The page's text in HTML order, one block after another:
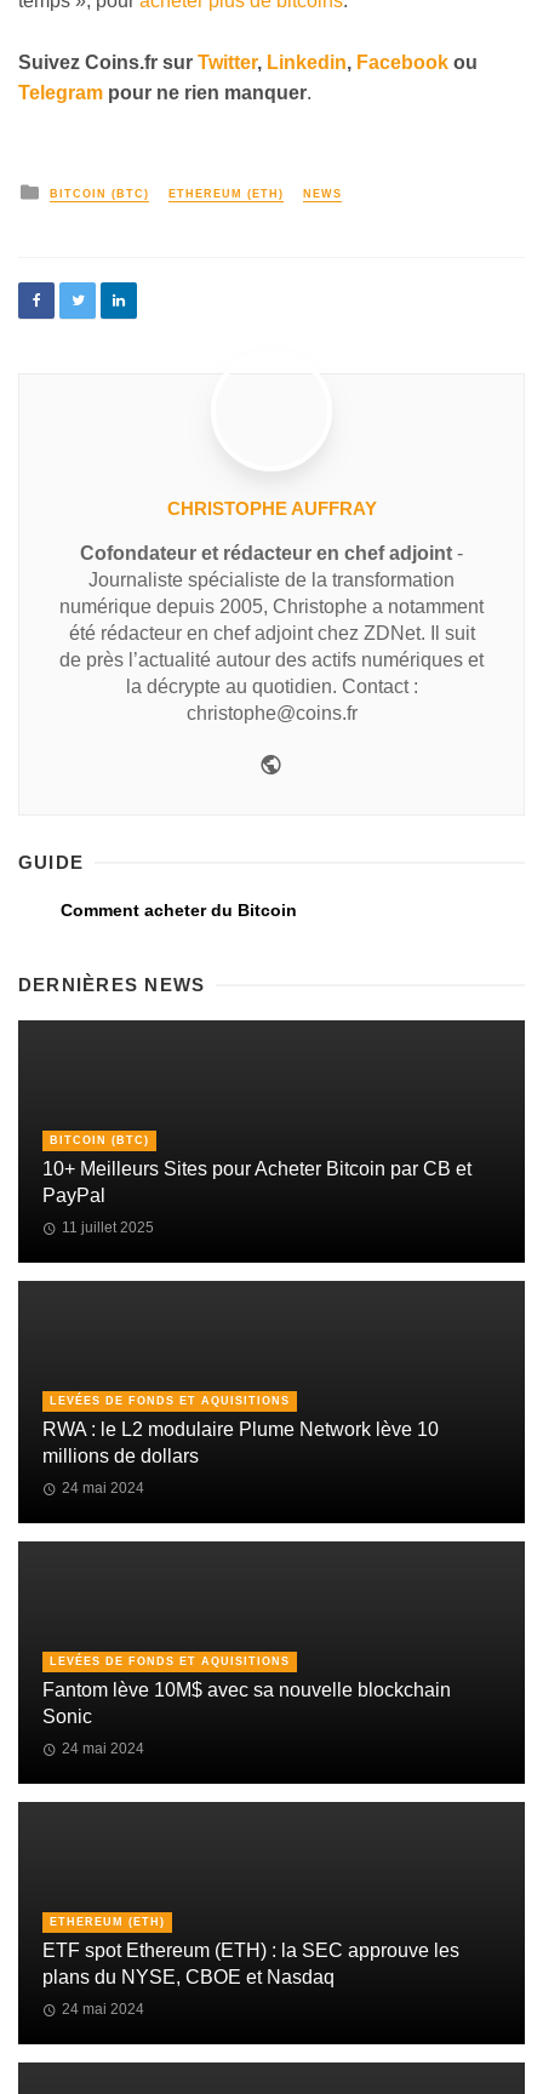
Suivez Coins.fr sur Twitter, Linkedin, Facebook ou
Telegram pour ne rien manquer.
BITCOIN (BTC) ETHEREUM (ETH) NEWS
CHRISTOPHE AUFFRAY
Cofondateur et rédacteur en chef adjoint -
Journaliste spécialiste de la transformation
numérique depuis 2005, Christophe a notamment
été rédacteur en chef adjoint chez ZDNet. Il suit
de près l’actualité autour des actifs numériques et
la décrypte au quotidien. Contact :
christophe@coins.fr
GUIDE
Comment acheter du Bitcoin
DERNIÈRES NEWS
BITCOIN (BTC)
10+ Meilleurs Sites pour Acheter Bitcoin par CB et
PayPal
11 juillet 2025
LEVÉES DE FONDS ET AQUISITIONS
RWA : le L2 modulaire Plume Network lève 10
millions de dollars
24 mai 2024
LEVÉES DE FONDS ET AQUISITIONS
Fantom lève 10M$ avec sa nouvelle blockchain
Sonic
24 mai 2024
ETHEREUM (ETH)
ETF spot Ethereum (ETH) : la SEC approuve les
plans du NYSE, CBOE et Nasdaq
24 mai 2024